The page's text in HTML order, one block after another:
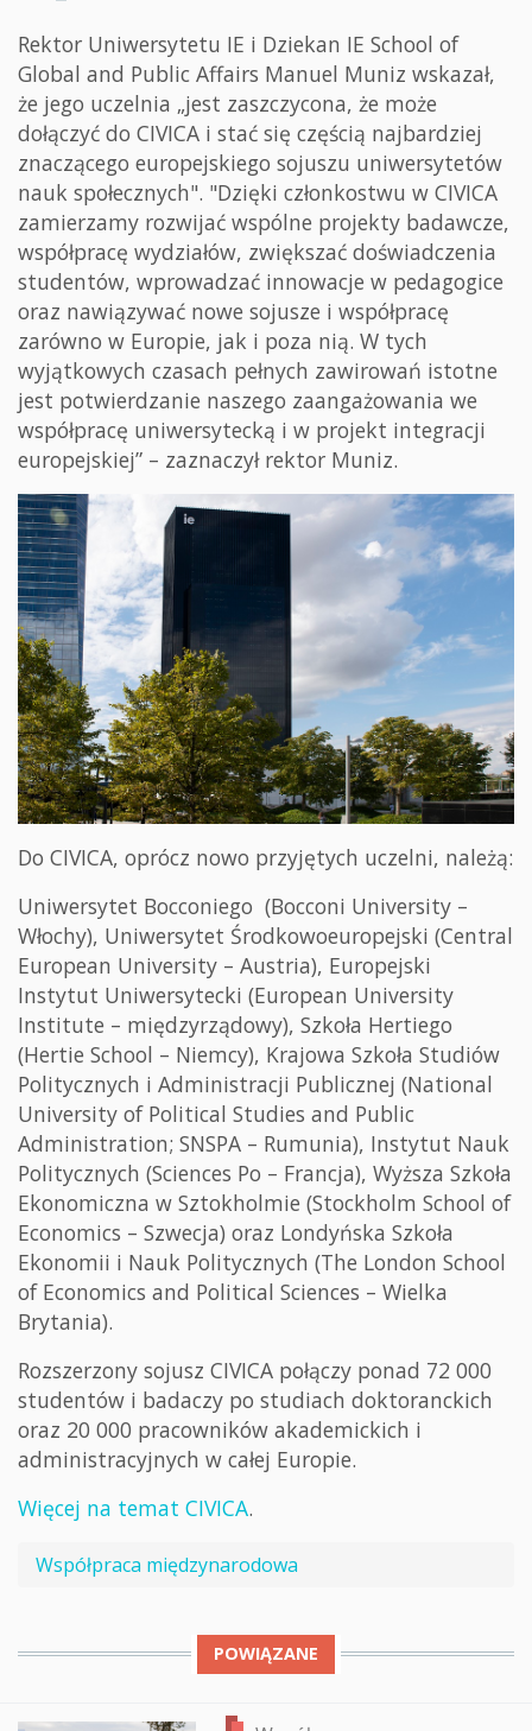
Rektor Uniwersytetu IE i Dziekan IE School of
Global and Public Affairs Manuel Muniz wskazał,
że jego uczelnia „jest zaszczycona, że może
dołączyć do CIVICA i stać się częścią najbardziej
znaczącego europejskiego sojuszu uniwersytetów
nauk społecznych". "Dzięki członkostwu w CIVICA
zamierzamy rozwijać wspólne projekty badawcze,
współpracę wydziałów, zwiększać doświadczenia
studentów, wprowadzać innowacje w pedagogice
oraz nawiązywać nowe sojusze i współpracę
zarówno w Europie, jak i poza nią. W tych
wyjątkowych czasach pełnych zawirowań istotne
jest potwierdzanie naszego zaangażowania we
współpracę uniwersytecką i w projekt integracji
europejskiej” – zaznaczył rektor Muniz.
Do CIVICA, oprócz nowo przyjętych uczelni, należą:
Uniwersytet Bocconiego (Bocconi University –
Włochy), Uniwersytet Środkowoeuropejski (Central
European University – Austria), Europejski
Instytut Uniwersytecki (European University
Institute – międzyrządowy), Szkoła Hertiego
(Hertie School – Niemcy), Krajowa Szkoła Studiów
Politycznych i Administracji Publicznej (National
University of Political Studies and Public
Administration; SNSPA – Rumunia), Instytut Nauk
Politycznych (Sciences Po – Francja), Wyższa Szkoła
Ekonomiczna w Sztokholmie (Stockholm School of
Economics – Szwecja) oraz Londyńska Szkoła
Ekonomii i Nauk Politycznych (The London School
of Economics and Political Sciences – Wielka
Brytania).
Rozszerzony sojusz CIVICA połączy ponad 72 000
studentów i badaczy po studiach doktoranckich
oraz 20 000 pracowników akademickich i
administracyjnych w całej Europie.
Więcej na temat CIVICA.
Współpraca międzynarodowa
POWIĄZANE